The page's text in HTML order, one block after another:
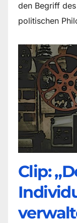
den Begriff
politischen
Clip: